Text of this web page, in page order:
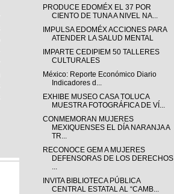
PRODUCE EDOMÉX EL 37 POR
CIENTO DE TUNA A NIVEL NA...
IMPULSA EDOMÉX ACCIONES PARA
ATENDER LA SALUD MENTAL
IMPARTE CEDIPIEM 50 TALLERES
CULTURALES
México: Reporte Económico Diario
Indicadores d...
EXHIBE MUSEO CASA TOLUCA
MUESTRA FOTOGRÁFICA DE VÍ...
CONMEMORAN MUJERES
MEXIQUENSES EL DÍA NARANJA A
TR...
RECONOCE GEM A MUJERES
DEFENSORAS DE LOS DERECHOS
...
INVITA BIBLIOTECA PÚBLICA
CENTRAL ESTATAL AL “CAMB...